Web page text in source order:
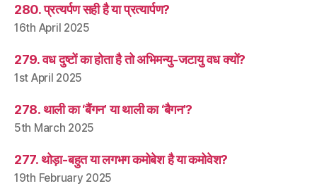
280. प्रत्यर्पण सही है या प्रत्यार्पण?
16th April 2025
279. वध दुष्टों का होता है तो अभिमन्यु-जटायु वध क्यों?
1st April 2025
278. थाली का ‘बैंगन’ या थाली का ‘बैगन’?
5th March 2025
277. थोड़ा-बहुत या लगभग कमोबेश है या कमोवेश?
19th February 2025